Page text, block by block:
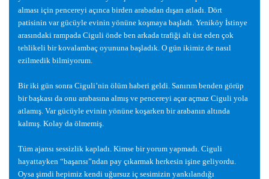
alması için pencereyi açınca birden arabadan dışarı atladı. Dört
patisinin var gücüyle evinin yönüne koşmaya başladı. Yeniköy İstinye
arasındaki rampada Ciguli önde ben arkada trafiği alt üst eden çok
tehlikeli bir kovalambaç oyununa başladık. O gün ikimiz de nasıl
ezilmedik bilmiyorum.
Bir iki gün sonra Ciguli’nin ölüm haberi geldi. Sanırım benden görüp
bir başkası da onu arabasına almış ve pencereyi açar açmaz Ciguli yola
atlamış. Var gücüyle evinin yönüne koşarken bir arabanın altında
kalmış. Kolay da ölmemiş.
Tüm ajansı sessizlik kapladı. Kimse bir yorum yapmadı. Ciguli
hayattayken “başarısı”ndan pay çıkarmak herkesin işine geliyordu.
Oysa şimdi hepimiz kendi uğursuz iç sesimizin yankılandığı